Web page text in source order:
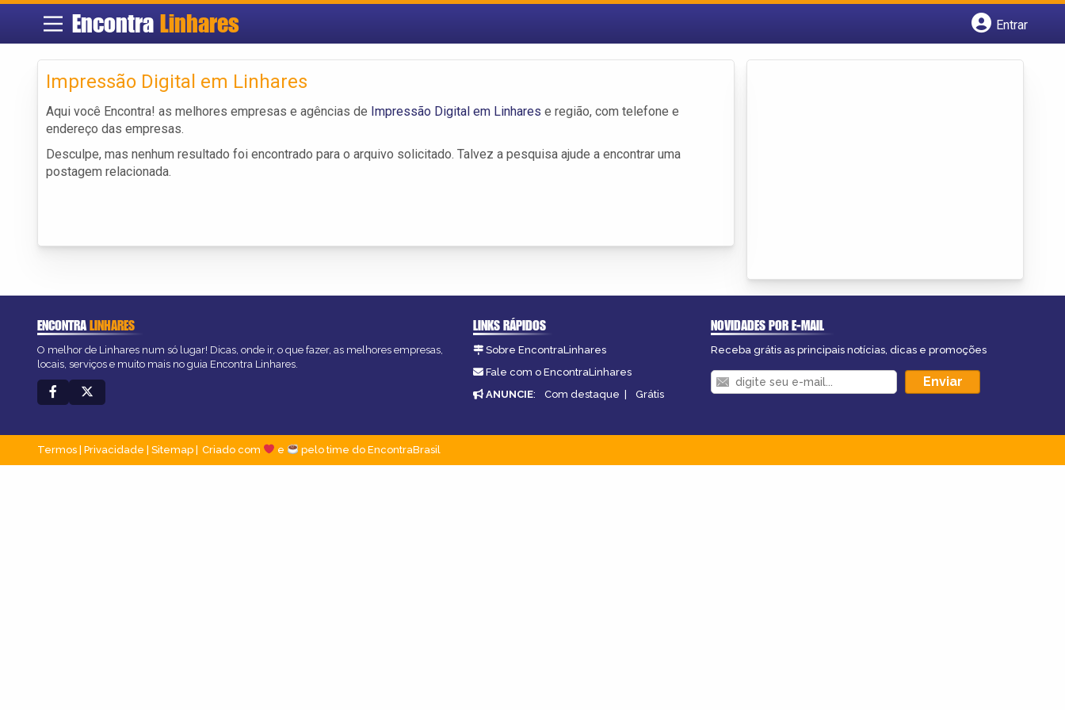
Encontra Linhares
Entrar
Impressão Digital em Linhares
Aqui você Encontra! as melhores empresas e agências de Impressão Digital em Linhares e região, com telefone e
endereço das empresas.
Desculpe, mas nenhum resultado foi encontrado para o arquivo solicitado. Talvez a pesquisa ajude a encontrar uma
postagem relacionada.
ENCONTRALINHARES
O melhor de Linhares num só lugar! Dicas, onde ir, o que fazer, as melhores empresas,
locais, serviços e muito mais no guia Encontra Linhares.
LINKS RÁPIDOS
Sobre EncontraLinhares
Fale com o EncontraLinhares
ANUNCIE: Com destaque | Grátis
NOVIDADES POR E-MAIL
Receba grátis as principais notícias, dicas e promoções
Termos Privacidade Sitemap Criado com e pelo time do EncontraBrasil